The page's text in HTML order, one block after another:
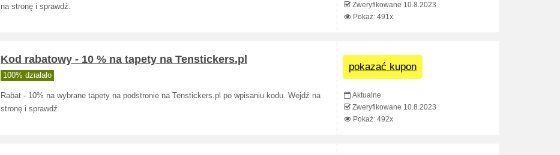
na stronę i sprawdź.
Zweryfikowane 10.8.2023
Pokaż: 491x
Kod rabatowy - 10 % na tapety na Tenstickers.pl
100% działało
Rabat - 10% na wybrane tapety na podstronie na Tenstickers.pl po wpisaniu kodu. Wejdź na
stronę i sprawdź.
pokazać kupon
Aktualne
Zweryfikowane 10.8.2023
Pokaż: 492x